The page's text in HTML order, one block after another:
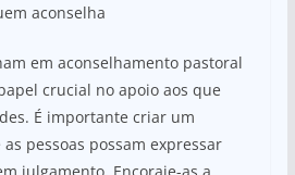
aconselha
em aconselhamento pastoral
crucial no apoio aos que
É importante criar um
pessoas possam expressar